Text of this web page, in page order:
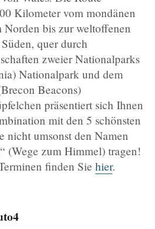
Kilometer vom mondänen
bis zur weltoffenen
quer durch
zweier Nationalparks
Nationalpark und dem
Beacons)
präsentiert sich Ihnen
mit den 5 schönsten
nicht umsonst den Namen
(Wege zum Himmel) tragen!
finden Sie hier.